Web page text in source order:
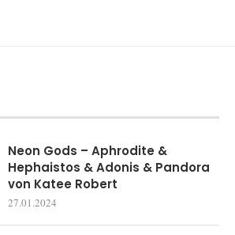
Neon Gods – Aphrodite &
Hephaistos & Adonis & Pandora
von Katee Robert
27.01.2024